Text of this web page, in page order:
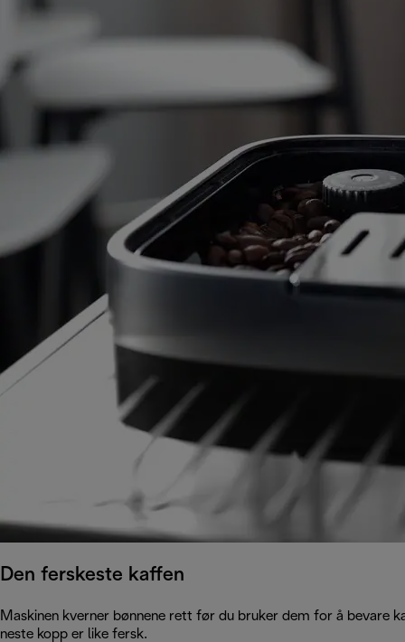
Den ferskeste kaffen
Maskinen kverner bønnene rett før du bruker dem for å bevare
neste kopp er like fersk.